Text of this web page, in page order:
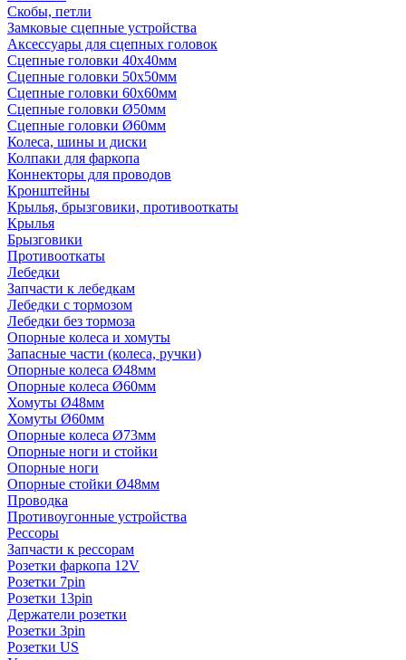
Скобы, петли
Замковые сцепные устройства
Аксессуары для сцепных головок
Сцепные головки 40x40мм
Сцепные головки 50x50мм
Сцепные головки 60x60мм
Сцепные головки Ø50мм
Сцепные головки Ø60мм
Колеса, шины и диски
Колпаки для фаркопа
Коннекторы для проводов
Кронштейны
Крылья, брызговики, противооткаты
Крылья
Брызговики
Противооткаты
Лебедки
Запчасти к лебедкам
Лебедки с тормозом
Лебедки без тормоза
Опорные колеса и хомуты
Запасные части (колеса, ручки)
Опорные колеса Ø48мм
Опорные колеса Ø60мм
Хомуты Ø48мм
Хомуты Ø60мм
Опорные колеса Ø73мм
Опорные ноги и стойки
Опорные ноги
Опорные стойки Ø48мм
Проводка
Противоугонные устройства
Рессоры
Запчасти к рессорам
Розетки фаркопа 12V
Розетки 7pin
Розетки 13pin
Держатели розетки
Розетки 3pin
Розетки US